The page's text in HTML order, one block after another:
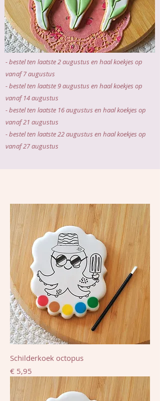
Bestel de koekjes uit de webshop minstens 1
week op voorhand !
Voor de maandaugustusgelden volgende
besteldata:
- bestel ten laatste 2 augustus en haal koekjes op
vanaf 7 augustus
- bestel ten laatste 9 augustus en haal koekjes op
vanaf 14 augustus
- bestel ten laatste 16 augustus en haal koekjes op
vanaf 21 augustus
- bestel ten laatste 22 augustus en haal koekjes op
vanaf 27 augustus
Schilderkoek octopus
Prijs
€ 5,95